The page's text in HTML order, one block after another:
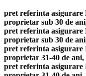
pret referinta asigurare
proprietar sub 30 de
pret referinta asigurare
proprietar sub 30 de
pret referinta asigurare
proprietar 31-40 de
pret referinta asigurare